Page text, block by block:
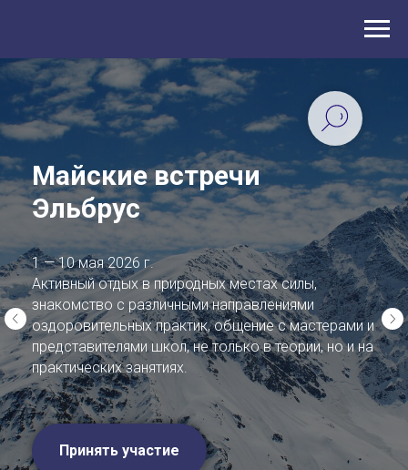
Майские встречи
Эльбрус
1 — 10 мая 2026 г.
Активный отдых в природных местах силы,
знакомство с различными направлениями
оздоровительных практик, общение с мастерами и
представителями школ, не только в теории, но и на
практических занятиях.
Принять участие